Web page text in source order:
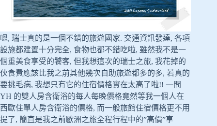
嗯, 瑞士真的是一個不錯的旅遊國家. 交通資訊發達, 各項
設施都建置十分完全, 食物也都不錯吃啦, 雖然我不是一
個重美食享受的饕客, 但我想這次的瑞士之旅, 我花掉的
伙食費應該比我之前其他幾次自助旅遊都多的多, 若真的
要挑毛病, 我想只有它的住宿價格實在太高了啦!! 一間
YH 的雙人房含衛浴的每人每晚價格竟然等我一個人在
西歐住單人房含衛浴的價格, 而一般旅館住宿價格更不用
提了, 簡直是我之前歐洲之旅全程行程中的”高價”享